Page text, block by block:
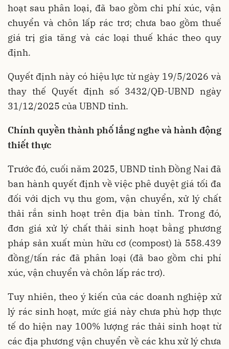
hoạt sau phân loại, đã bao gồm chi phí xúc, vận
chuyển và chôn lấp rác trơ; chưa bao gồm thuế
giá trị gia tăng và các loại thuế khác theo quy
định.
Quyết định này có hiệu lực từ ngày 19/5/2026 và
thay thế Quyết định số 3432/QĐ-UBND ngày
31/12/2025 của UBND tỉnh.
Chính quyền thành phố lắng nghe và hành động
thiết thực
Trước đó, cuối năm 2025, UBND tỉnh Đồng Nai đã
ban hành quyết định về việc phê duyệt giá tối đa
đối với dịch vụ thu gom, vận chuyển, xử lý chất
thải rắn sinh hoạt trên địa bàn tỉnh. Trong đó,
đơn giá xử lý chất thải sinh hoạt bằng phương
pháp sản xuất mùn hữu cơ (compost) là 558.439
đồng/tấn rác đã phân loại (đã bao gồm chi phí
xúc, vận chuyển và chôn lấp rác trơ).
Tuy nhiên, theo ý kiến của các doanh nghiệp xử
lý rác sinh hoạt, mức giá này chưa phù hợp thực
tế do hiện nay 100% lượng rác thải sinh hoạt từ
các địa phương vận chuyển về các khu xử lý chưa